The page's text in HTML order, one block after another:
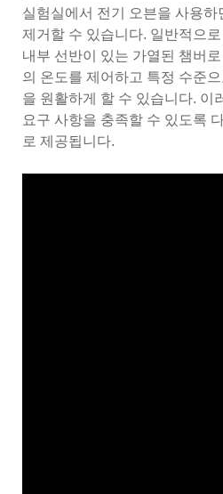
실험실에서 전기 오븐을 사용
제거할 수 있습니다. 일반적으
내부 선반이 있는 가열된 챔버
의 온도를 제어하고 특정 수준
을 원활하게 할 수 있습니다. 이
요구 사항을 충족할 수 있도록
로 제공됩니다.